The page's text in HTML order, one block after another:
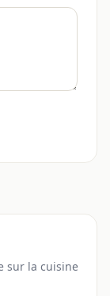
sur la cuisine